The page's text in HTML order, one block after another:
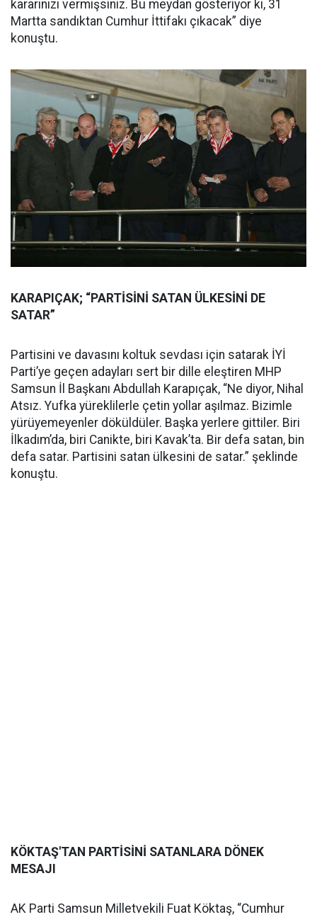
kararınızı vermişsiniz. Bu meydan gösteriyor ki, 31
Martta sandıktan Cumhur İttifakı çıkacak” diye
konuştu.
KARAPIÇAK; “PARTİSİNİ SATAN ÜLKESİNİ DE
SATAR”
Partisini ve davasını koltuk sevdası için satarak İYİ
Parti’ye geçen adayları sert bir dille eleştiren MHP
Samsun İl Başkanı Abdullah Karapıçak, “Ne diyor, Nihal
Atsız. Yufka yüreklilerle çetin yollar aşılmaz. Bizimle
yürüyemeyenler döküldüler. Başka yerlere gittiler. Biri
İlkadım’da, biri Canikte, biri Kavak’ta. Bir defa satan, bin
defa satar. Partisini satan ülkesini de satar.” şeklinde
konuştu.
KÖKTAŞ'TAN PARTİSİNİ SATANLARA DÖNEK
MESAJI
AK Parti Samsun Milletvekili Fuat Köktaş, “Cumhur